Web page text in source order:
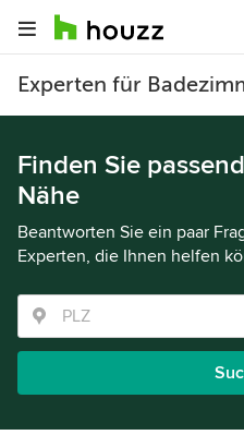
Experten für
Finden Sie
Nähe
Beantworten Sie ein paar
Experten, die Ihnen helfen